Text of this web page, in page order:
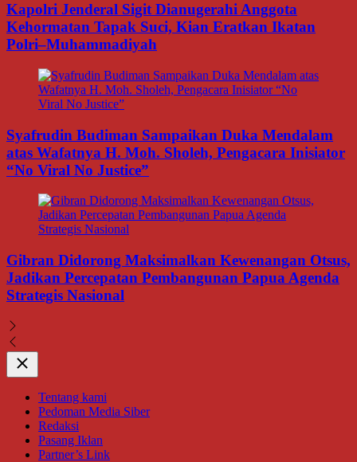
Kapolri Jenderal Sigit Dianugerahi Anggota
Kehormatan Tapak Suci, Kian Eratkan Ikatan
Polri–Muhammadiyah
Syafrudin Budiman Sampaikan Duka Mendalam
atas Wafatnya H. Moh. Sholeh, Pengacara Inisiator
“No Viral No Justice”
Gibran Didorong Maksimalkan Kewenangan Otsus,
Jadikan Percepatan Pembangunan Papua Agenda
Strategis Nasional
Close
Tentang kami
Pedoman Media Siber
Redaksi
Pasang Iklan
Partner’s Link